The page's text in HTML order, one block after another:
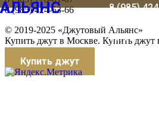
АЛЬЯНС
8 (985)
53-66
8 (985) 424-53-66
© 2019-2025 «Джутовый Альянс»
Купить джут в Москве. Купить джут
Купить джут